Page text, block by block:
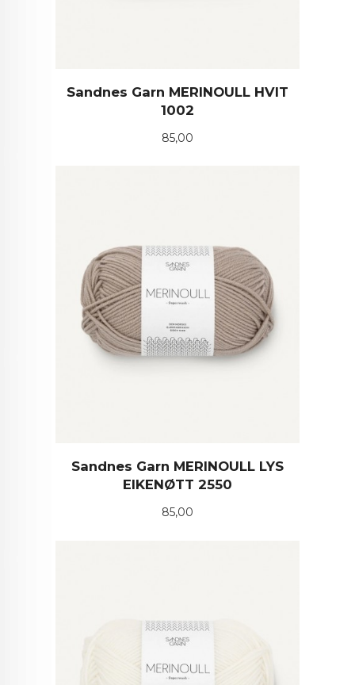
Sandnes Garn MERINOULL HVIT
1002
Pris
85,00
Sandnes Garn MERINOULL LYS
EIKENØTT 2550
Pris
85,00